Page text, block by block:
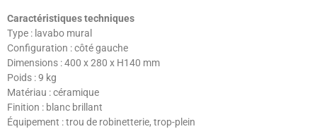
Caractéristiques techniques
Type : lavabo mural
Configuration : côté gauche
Dimensions : 400 x 280 x H140 mm
Poids : 9 kg
Matériau : céramique
Finition : blanc brillant
Équipement : trou de robinetterie, trop-plein